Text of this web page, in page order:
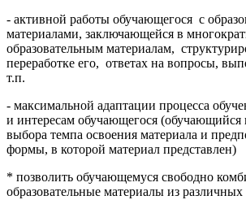
- активной работы обучающегося с
материалами, заключающейся в
образовательным материалам,
переработке его, ответах на вопросы,
т.п.
- максимальной адаптации процесса
и интересам обучающегося (обучающийся
выбора темпа освоения материала и
формы, в которой материал представлен)
* позволить обучающемуся свободно
образовательные материалы из различных